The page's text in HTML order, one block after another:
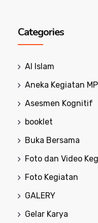
Categories
Al Islam
Aneka Kegiatan
Asesmen Kognitif
booklet
Buka Bersama
Foto dan Video
Foto Kegiatan
GALERY
Gelar Karya